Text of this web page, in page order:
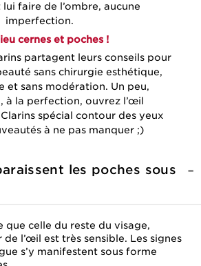
faire de l’ombre, aucune
imperfection.
cernes et poches !
partagent leurs conseils pour
sans chirurgie esthétique,
et sans modération. Un peu,
à la perfection, ouvrez l’œil
spécial contour des yeux
à ne pas manquer ;)
les poches sous
que celle du reste du visage,
l’œil est très sensible. Les signes
s’y manifestent sous forme